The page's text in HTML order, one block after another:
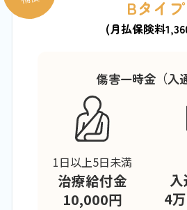
Bタイプ
(月払保険料
傷害一時金（入
1日以上5日未満
治療給付金
10,000円
4